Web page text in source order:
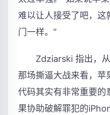
难以让人接受了吧，这
门一样。”
Zdziarski 指出，从
那场撕逼大战来看，苹
代码其实有非常重要的
果协助破解罪犯的